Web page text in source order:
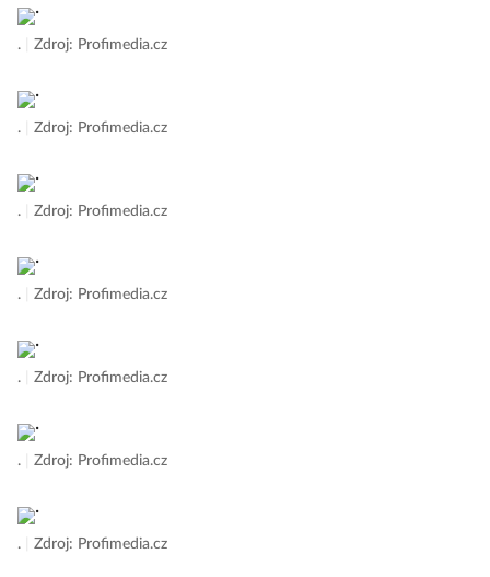
. Zdroj: Profimedia.cz
. Zdroj: Profimedia.cz
. Zdroj: Profimedia.cz
. Zdroj: Profimedia.cz
. Zdroj: Profimedia.cz
. Zdroj: Profimedia.cz
. Zdroj: Profimedia.cz